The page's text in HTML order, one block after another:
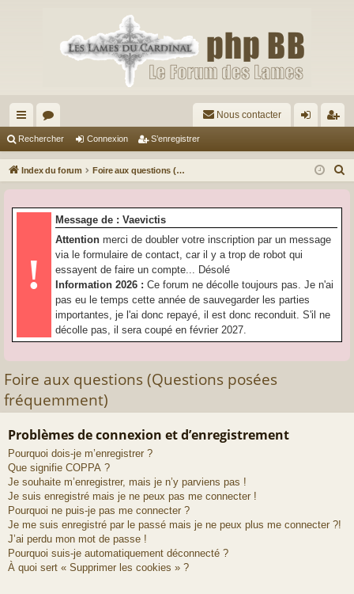
cc
ès
pi
or
u
s
Nous contacter
ne
on
nr
ist
Rechercher Connexion S’enregistrer
Index du forum Foire aux questions (Questions posées fréquemment)
!
Message de : Vaevictis
Attention merci de doubler votre inscription par un message
via le formulaire de contact, car il y a trop de robot qui
essayent de faire un compte... Désolé
Information 2026 : Ce forum ne décolle toujours pas. Je n'ai
pas eu le temps cette année de sauvegarder les parties
importantes, je l'ai donc repayé, il est donc reconduit. S'il ne
décolle pas, il sera coupé en février 2027.
Foire aux questions (Questions posées
fréquemment)
Problèmes de connexion et d’enregistrement
Pourquoi dois-je m’enregistrer ?
Que signifie COPPA ?
Je souhaite m’enregistrer, mais je n’y parviens pas !
Je suis enregistré mais je ne peux pas me connecter !
Pourquoi ne puis-je pas me connecter ?
Je me suis enregistré par le passé mais je ne peux plus me connecter ?!
J’ai perdu mon mot de passe !
Pourquoi suis-je automatiquement déconnecté ?
À quoi sert « Supprimer les cookies » ?